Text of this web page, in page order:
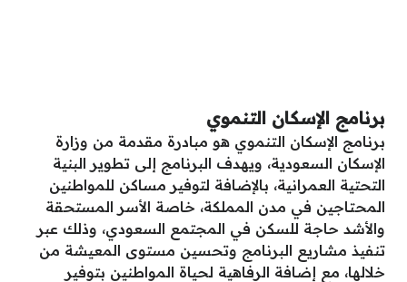
برنامج الإسكان التنموي
برنامج الإسكان التنموي هو مبادرة مقدمة من وزارة
الإسكان السعودية، ويهدف البرنامج إلى تطوير البنية
التحتية العمرانية، بالإضافة لتوفير مساكن للمواطنين
المحتاجين في مدن المملكة، خاصة الأسر المستحقة
والأشد حاجة للسكن في المجتمع السعودي، وذلك عبر
تنفيذ مشاريع البرنامج وتحسين مستوى المعيشة من
خلالها، مع إضافة الرفاهية لحياة المواطنين بتوفير